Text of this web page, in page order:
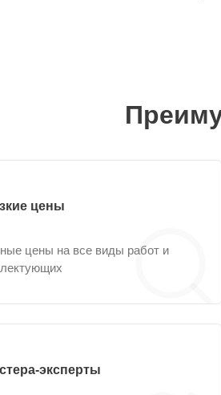
цены
цены на все виды работ и
эксперты